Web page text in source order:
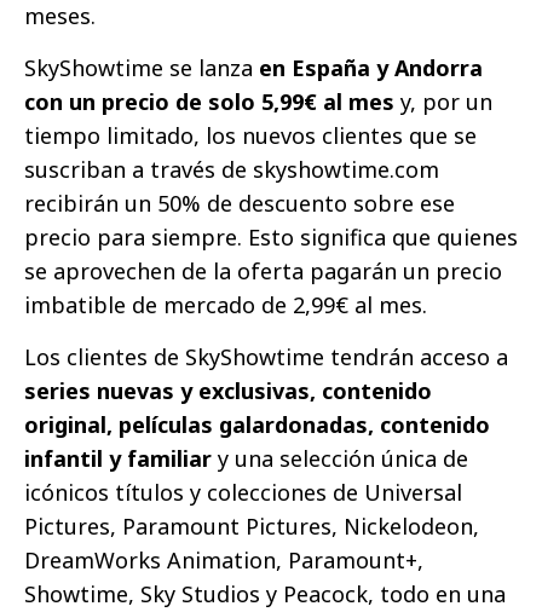
meses.
SkyShowtime se lanza en España y Andorra
con un precio de solo 5,99€ al mes y, por un
tiempo limitado, los nuevos clientes que se
suscriban a través de skyshowtime.com
recibirán un 50% de descuento sobre ese
precio para siempre. Esto significa que quienes
se aprovechen de la oferta pagarán un precio
imbatible de mercado de 2,99€ al mes.
Los clientes de SkyShowtime tendrán acceso a
series nuevas y exclusivas, contenido
original, películas galardonadas, contenido
infantil y familiar y una selección única de
icónicos títulos y colecciones de Universal
Pictures, Paramount Pictures, Nickelodeon,
DreamWorks Animation, Paramount+,
Showtime, Sky Studios y Peacock, todo en una